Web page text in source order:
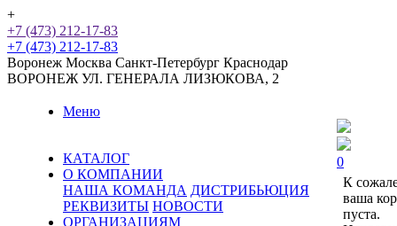
+
+7 (473) 212-17-83
+7 (473) 212-17-83
Воронеж Москва Санкт-Петербург Краснодар
ВОРОНЕЖ УЛ. ГЕНЕРАЛА ЛИЗЮКОВА, 2
Меню
КАТАЛОГ
О КОМПАНИИ
НАША КОМАНДА ДИСТРИБЬЮЦИЯ
РЕКВИЗИТЫ НОВОСТИ
ОРГАНИЗАЦИЯМ
0
К
ваша
пуста.